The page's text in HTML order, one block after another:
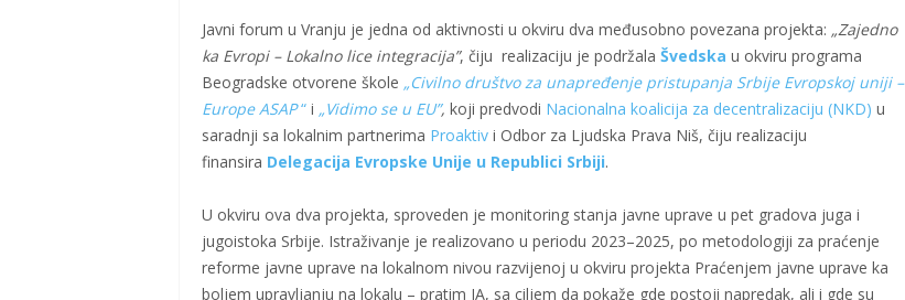
Javni forum u Vranju je jedna od aktivnosti u okviru dva međusobno povezana projekta: „Zajedno
ka Evropi – Lokalno lice integracija”, čiju realizaciju je podržala Švedska u okviru programa
Beogradske otvorene škole „Civilno društvo za unapređenje pristupanja Srbije Evropskoj uniji –
Europe ASAP“i „Vidimo se u EU”, koji predvodi Nacionalna koalicija za decentralizaciju (NKD) u
saradnji sa lokalnim partnerima Proaktivi Odbor za Ljudska Prava Niš, čiju realizaciju
finansira Delegacija Evropske Unije u Republici Srbiji.
U okviru ova dva projekta, sproveden je monitoring stanja javne uprave u pet gradova juga i
jugoistoka Srbije. Istraživanje je realizovano u periodu 2023–2025, po metodologiji za praćenje
reforme javne uprave na lokalnom nivou razvijenoj u okviru projekta Praćenjem javne uprave ka
boljem upravljanju na lokalu – pratim JA, sa ciljem da pokaže gde postoji napredak, ali i gde su